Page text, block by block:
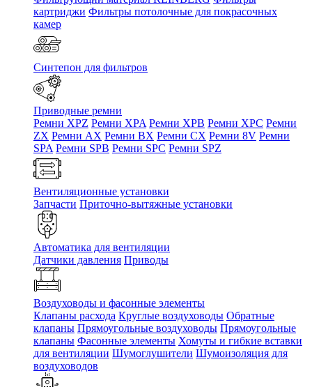
картриджи Фильтры потолочные для покрасочных
камер
Синтепон для фильтров
Приводные ремни
Ремни XPZ Ремни XPA Ремни XPB Ремни XPC Ремни
ZX Ремни AX Ремни BX Ремни CX Ремни 8V Ремни
SPA Ремни SPB Ремни SPC Ремни SPZ
Вентиляционные установки
Запчасти Приточно-вытяжные установки
Автоматика для вентиляции
Датчики давления Приводы
Воздуховоды и фасонные элементы
Клапаны расхода Круглые воздуховоды Обратные
клапаны Прямоугольные воздуховоды Прямоугольные
клапаны Фасонные элементы Хомуты и гибкие вставки
для вентиляции Шумоглушители Шумоизоляция для
воздуховодов